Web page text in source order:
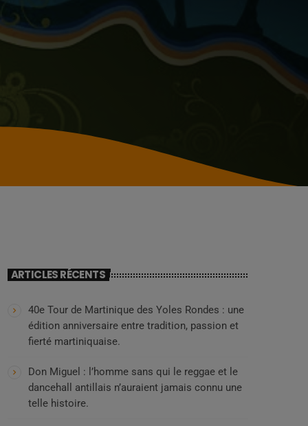
ARTICLES RÉCENTS
40e Tour de Martinique des Yoles Rondes : une
édition anniversaire entre tradition, passion et
fierté martiniquaise.
Don Miguel : l’homme sans qui le reggae et le
dancehall antillais n’auraient jamais connu une
telle histoire.